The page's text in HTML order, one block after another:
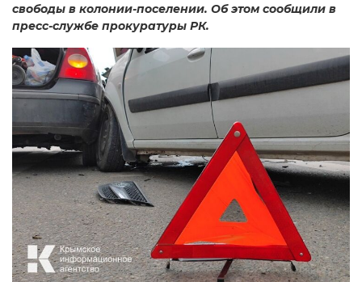
свободы в колонии-поселении. Об этом сообщили в
пресс-службе прокуратуры РК.